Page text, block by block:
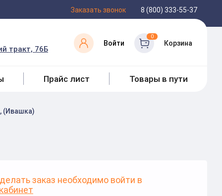
Заказать звонок 8 (800) 333-55-37
тракт, 76Б
Войти
0
Корзина
Прайс лист Товары в пути
(Ивашка)
заказ необходимо войти в